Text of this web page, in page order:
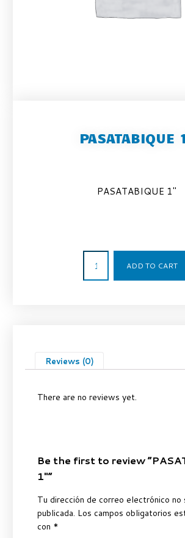
PASATABIQUE
PASATABIQUE 1″
ADD TO CART
Reviews (0)
There are no reviews yet.
Be the first to review
1″”
Tu dirección de correo electrónico no
publicada. Los campos obligatorios
con *